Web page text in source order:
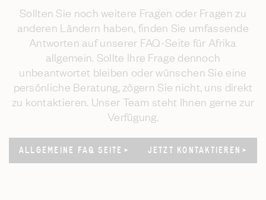
Sollten Sie noch weitere Fragen oder Fragen zu
anderen Ländern haben, finden Sie umfassende
Antworten auf unserer FAQ-Seite für Afrika
allgemein. Sollte Ihre Frage dennoch
unbeantwortet bleiben oder wünschen Sie eine
persönliche Beratung, zögern Sie nicht, uns direkt
zu kontaktieren. Unser Team steht Ihnen gerne zur
Verfügung.
ALLGEMEINE FAQ SEITE
ALLGEMEINE FAQ SEITE JETZT KONTAKTIEREN
JETZT KONTAKTIEREN